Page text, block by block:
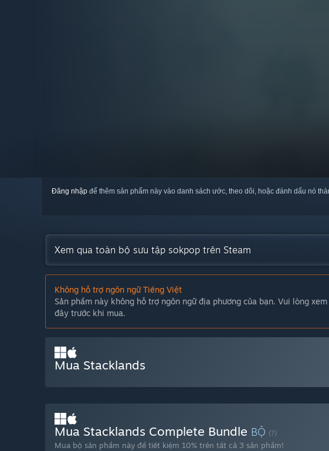
Đăng nhập để thêm sản phẩm này vào danh sách ước, theo dõi, hoặc đánh dấu nó
Xem qua toàn bộ sưu tập sokpop trên Steam
Không hỗ trợ ngôn ngữ Tiếng Việt
Sản phẩm này không hỗ trợ ngôn ngữ địa phương của bạn. Vui lòng
đây trước khi mua.
Mua Stacklands
Mua Stacklands Complete Bundle BỘ (?)
Mua bộ sản phẩm này để tiết kiệm 10% trên tất cả 3 sản phẩm!